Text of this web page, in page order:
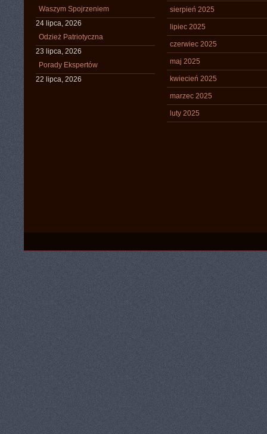
Waszym Spojrzeniem
24 lipca, 2026
Odzież Patriotyczna
23 lipca, 2026
Porady Ekspertów
22 lipca, 2026
sierpień 2025
lipiec 2025
czerwiec 2025
maj 2025
kwiecień 2025
marzec 2025
luty 2025